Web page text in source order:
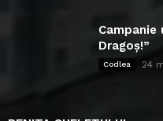
Campanie
Dragoș!”
Codlea 24